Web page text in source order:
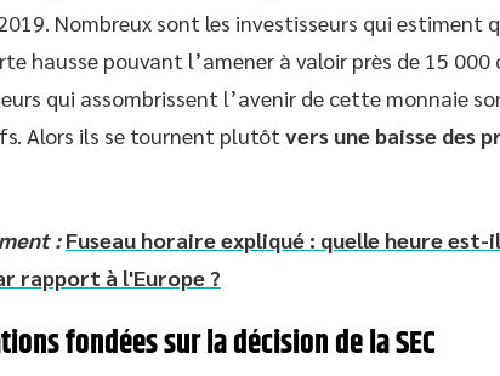
Nombreux sont les investisseurs qui estiment
hausse pouvant l’amener à valoir près de 15 000
qui assombrissent l’avenir de cette monnaie
Alors ils se tournent plutôt vers une baisse des
: Fuseau horaire expliqué : quelle heure est-
rapport à l'Europe ?
fondées sur la décision de la SEC